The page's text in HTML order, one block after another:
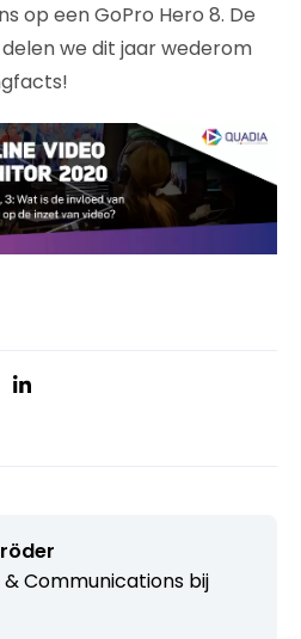
op een GoPro Hero 8. De
we dit jaar wederom
Communications bij